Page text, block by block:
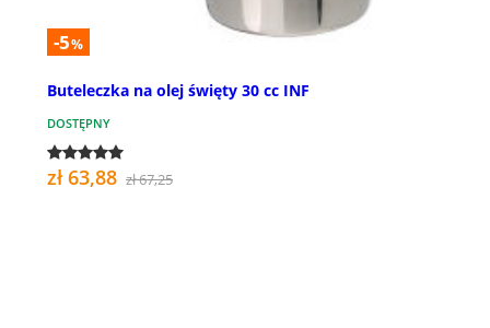
-5%
Buteleczka na olej święty 30 cc INF
DOSTĘPNY
zł 63,88 zł 67,25